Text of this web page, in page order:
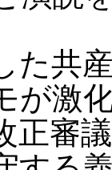
共
が激
正審